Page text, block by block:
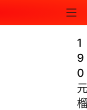
1
9
0